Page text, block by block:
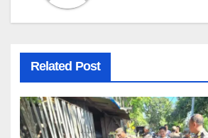
Related Post